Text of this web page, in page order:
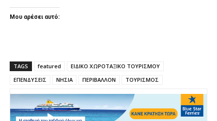
Μου αρέσει αυτό:
TAGS featured
ΕΙΔΙΚΟ ΧΩΡΟΤΑΞΙΚΟ ΤΟΥΡΙΣΜΟΥ
ΕΠΕΝΔΥΣΕΙΣ
ΝΗΣΙΑ ΠΕΡΙΒΑΛΛΟΝ ΤΟΥΡΙΣΜΟΣ